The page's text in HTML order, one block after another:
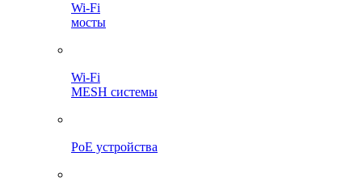
Wi-Fi
мосты
Wi-Fi
MESH системы
PoE устройства